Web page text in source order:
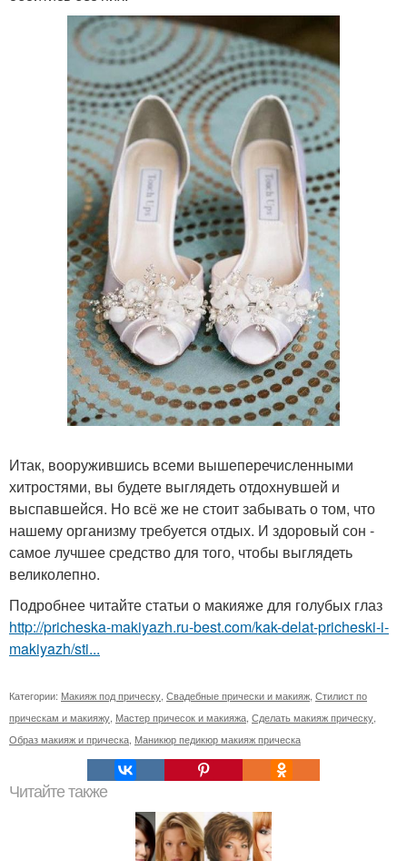
Итак, вооружившись всеми вышеперечисленными
хитростями, вы будете выглядеть отдохнувшей и
выспавшейся. Но всё же не стоит забывать о том, что
нашему организму требуется отдых. И здоровый сон -
самое лучшее средство для того, чтобы выглядеть
великолепно.
Подробнее читайте статьи о макияже для голубых глаз
http://pricheska-makiyazh.ru-best.com/kak-delat-pricheski-i-
makiyazh/sti...
Категории: Макияж под прическу Свадебные прически и макияж Стилист по
прическам и макияжу Мастер причесок и макияжа Сделать макияж прическу
Образ макияж и прическа Маникюр педикюр макияж прическа
Читайте также